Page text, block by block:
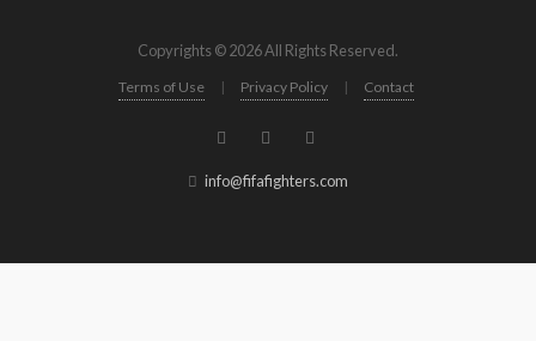
Copyrights © 2026 All Rights Reserved.
Terms of Use | Privacy Policy | Contact
info@fifafighters.com